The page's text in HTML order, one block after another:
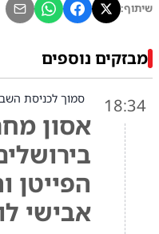
שיתוף:
מבזקים נוספים
18:34 סמוך לכניסת
אסון
הפייטן
אבישי